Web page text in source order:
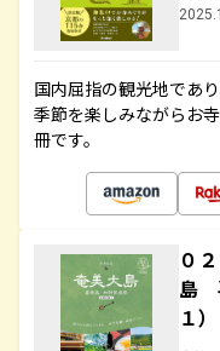
国内屈指の観光地であ
季節を楽しみながらお
冊です。
０
島
１